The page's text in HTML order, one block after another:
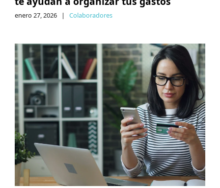
enero 27, 2026 | Colaboradores